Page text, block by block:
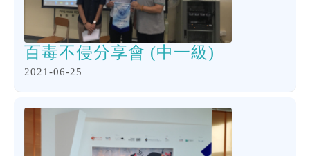
百毒不侵分享會 (中一級)
2021-06-25